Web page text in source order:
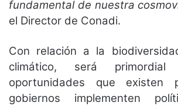
fundamental de nuestra
el Director de Conadi.
Con relación a la
climático, será
oportunidades que existen
gobiernos implementen